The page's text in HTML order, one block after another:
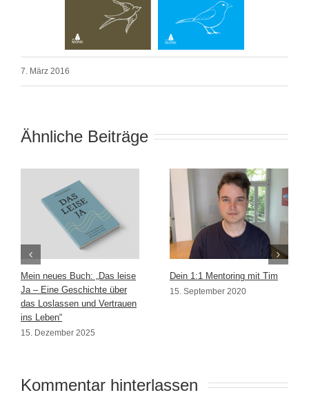
7. März 2016
Ähnliche Beiträge
Mein neues Buch: „Das leise
Ja – Eine Geschichte über
das Loslassen und Vertrauen
ins Leben“
15. Dezember 2025
Dein 1:1 Mentoring mit Tim
15. September 2020
Kommentar hinterlassen